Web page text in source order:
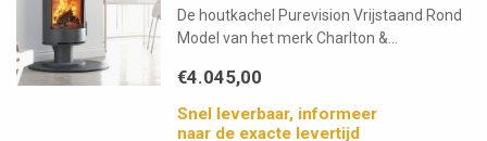
De houtkachel Purevision Vrijstaand Rond
Model van het merk Charlton &...
€4.045,00
Snel leverbaar, informeer
naar de exacte levertijd